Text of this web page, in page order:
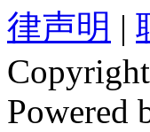
律声明 |
Powered